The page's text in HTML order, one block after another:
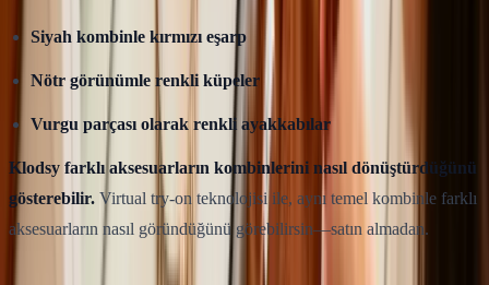
Siyah kombinle kırmızı eşarp
Nötr görünümle renkli küpeler
Vurgu parçası olarak renkli ayakkabılar
Klodsy farklı aksesuarların kombinlerini nasıl dönüştürdüğünü
gösterebilir. Virtual try-on teknolojisi ile, aynı temel kombinle farklı
aksesuarların nasıl göründüğünü görebilirsin—satın almadan.